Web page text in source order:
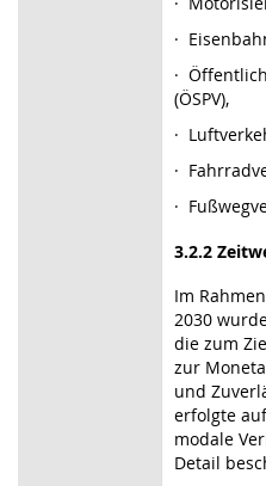
·
·
(ÖSPV),
·
·
·
3.2.2
Im
2030
die zum
zur
und
erfolgte
modale
Detail